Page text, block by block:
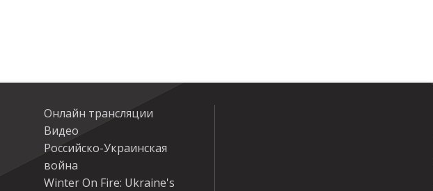
Онлайн трансляции
Видео
Российско-Украинская
война
Winter On Fire: Ukraine's